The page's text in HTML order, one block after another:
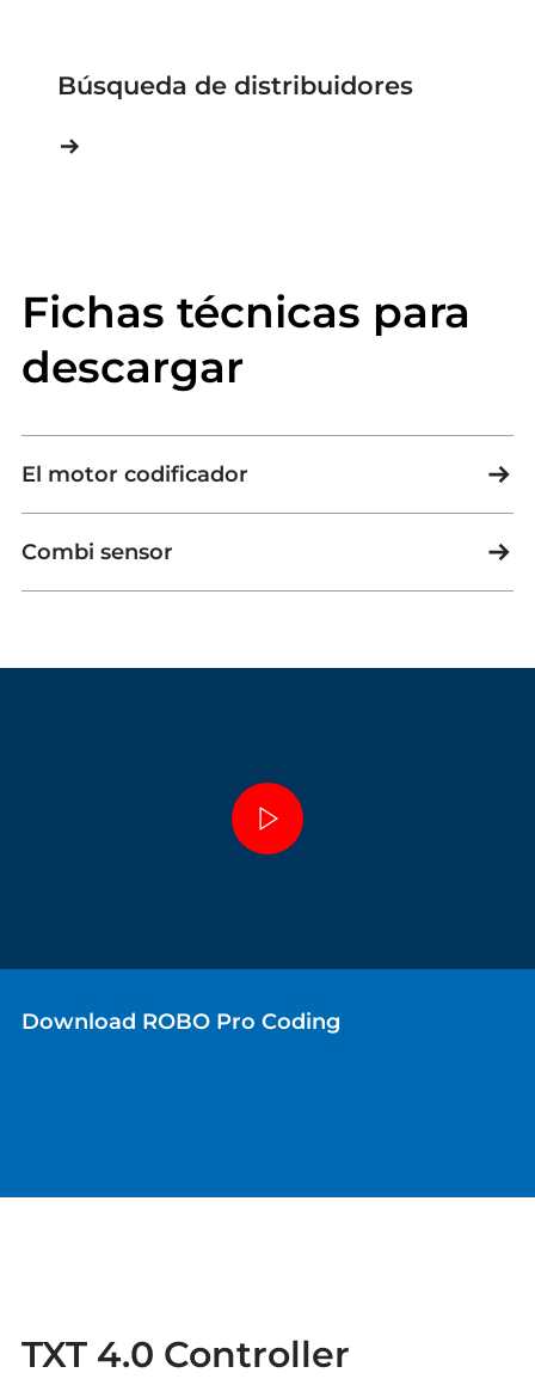
Búsqueda de distribuidores
Fichas técnicas para
descargar
El motor codificador
Combi sensor
Download ROBO Pro Coding
TXT 4.0 Controller